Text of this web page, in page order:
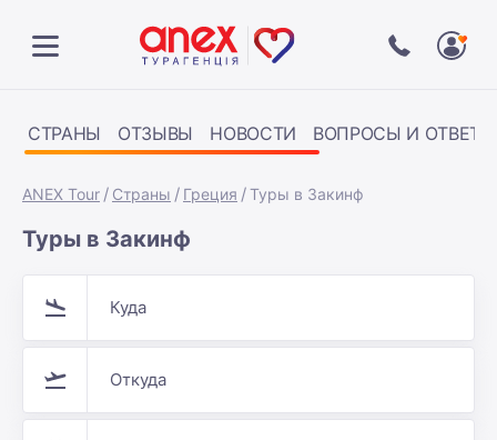
СТРАНЫ ОТЗЫВЫ НОВОСТИ ВОПРОСЫ И ОТВЕТЫ
ANEX Tour Страны Греция Туры в Закинф
Туры в Закинф
Куда
Откуда